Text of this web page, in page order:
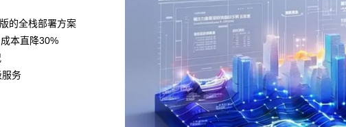
的全栈部署方案
本直降30%
服务